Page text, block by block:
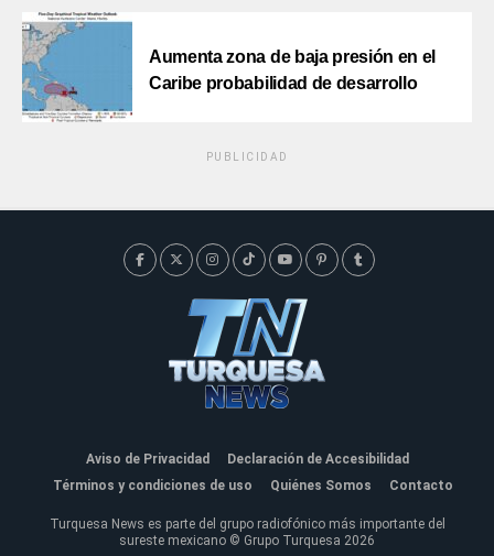
Aumenta zona de baja presión en el
Caribe probabilidad de desarrollo
PUBLICIDAD
Aviso de Privacidad
Declaración de Accesibilidad
Términos y condiciones de uso
Quiénes Somos Contacto
Turquesa News es parte del grupo radiofónico más importante del
sureste mexicano © Grupo Turquesa 2026